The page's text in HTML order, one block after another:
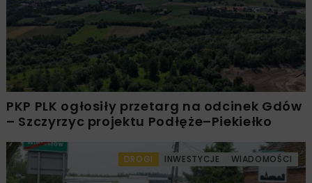
PKP PLK ogłosiły przetarg na odcinek Gdów
– Szczyrzyc projektu Podłęże–Piekiełko
DROGI INWESTYCJE WIADOMOŚCI